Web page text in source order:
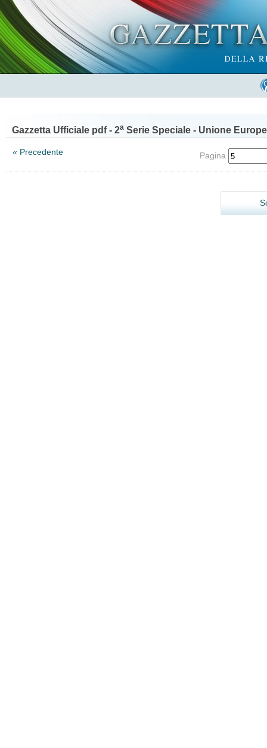
Gazzetta Ufficiale pdf - 2a Serie Speciale - Unione
« Precedente Pagina